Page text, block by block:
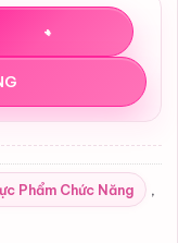
50+
Phẩm Chức Năng ,